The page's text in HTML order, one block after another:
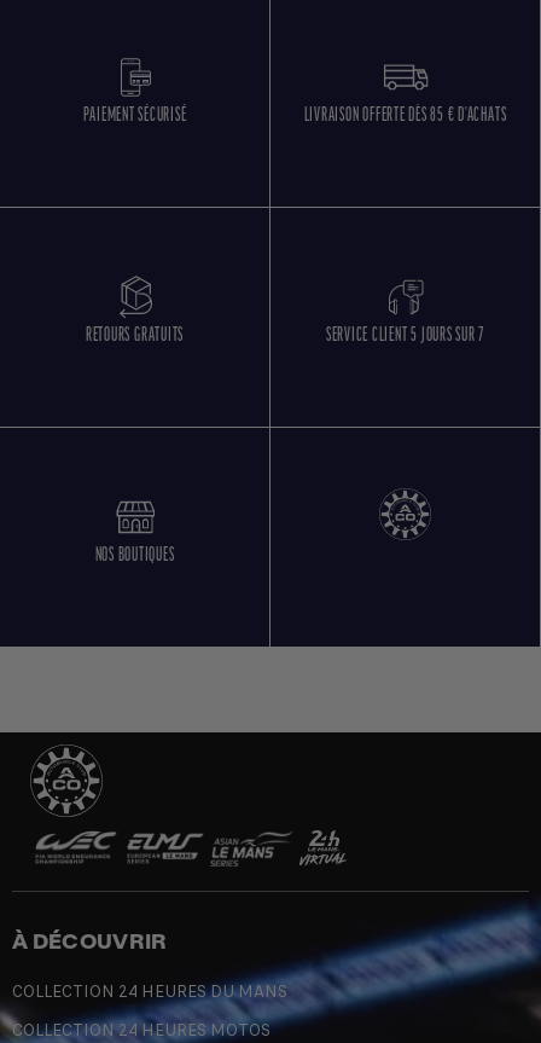
PAIEMENT SÉCURISÉ LIVRAISON OFFERTE DÈS 85 € D'ACHATS
RETOURS GRATUITS SERVICE CLIENT 5 JOURS SUR 7
NOS BOUTIQUES
À DÉCOUVRIR
COLLECTION 24 HEURES DU MANS
COLLECTION 24 HEURES MOTOS